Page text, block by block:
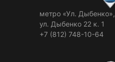
метро «Ул. Дыбенко»,
ул. Дыбенко 22 к. 1
+7 (812) 748-10-64